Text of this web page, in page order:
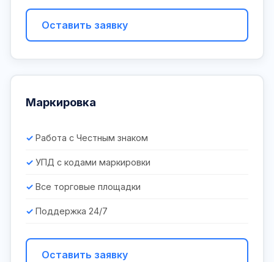
Оставить заявку
Маркировка
Работа с Честным знаком
УПД с кодами маркировки
Все торговые площадки
Поддержка 24/7
Оставить заявку